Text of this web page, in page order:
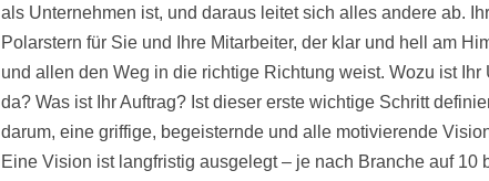
als Unternehmen ist, und daraus leitet sich alles andere ab.
Polarstern für Sie und Ihre Mitarbeiter, der klar und hell am
und allen den Weg in die richtige Richtung weist. Wozu ist Ihr
da? Was ist Ihr Auftrag? Ist dieser erste wichtige Schritt
darum, eine griffige, begeisternde und alle motivierende
Eine Vision ist langfristig ausgelegt – je nach Branche auf 10